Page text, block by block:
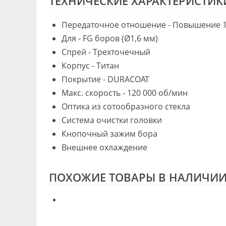
Передаточное отношение - Повышение
Для - FG боров (Ø1,6 мм)
Спрей - Трехточечный
Корпус - Титан
Покрытие - DURACOAT
Макс. скорость - 120 000 об/мин
Оптика из сотообразного стекла
Система очистки головки
Кнопочный зажим бора
Внешнее охлаждение
ПОХОЖИЕ ТОВАРЫ В НАЛИЧИИ